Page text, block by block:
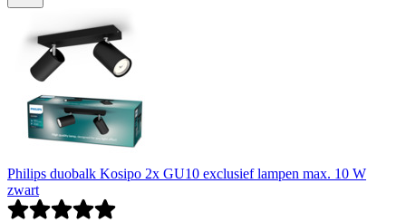
Philips duobalk Kosipo 2x GU10 exclusief lampen max. 10 W
zwart